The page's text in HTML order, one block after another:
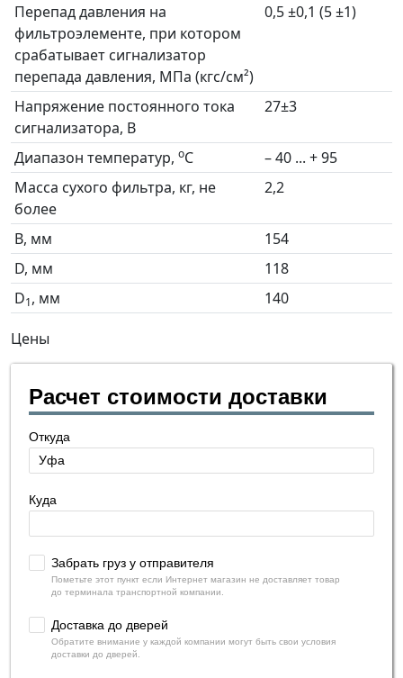
Перепад давления на
фильтроэлементе, при котором
срабатывает сигнализатор
перепада давления, МПа (кгс/см²)
0,5 ±0,1 (5 ±1)
Напряжение постоянного тока
сигнализатора, B
27±3
Диапазон температур, оС
– 40 ... + 95
Масса сухого фильтра, кг, не
более
2,2
B, мм
154
D, мм
118
D1, мм 140
Цены
Расчет стоимости доставки
Откуда
Куда
Забрать груз у отправителя
Пометьте этот пункт если Интернет магазин не доставляет товар
до терминала транспортной компании.
Доставка до дверей
Обратите внимание у каждой компании могут быть свои условия
доставки до дверей.